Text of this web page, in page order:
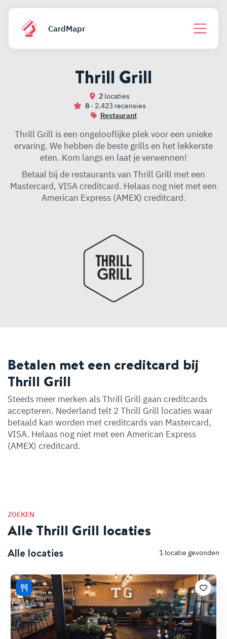
CardMapr
Thrill Grill
2locaties
8 · 2.423 recensies
Restaurant
Thrill Grill is een ongelooflijke plek voor een unieke
ervaring. We hebben de beste grills en het lekkerste
eten. Kom langs en laat je verwennen!
Betaal bij de restaurants van Thrill Grill met een
Mastercard, VISA creditcard. Helaas nog niet met een
American Express (AMEX) creditcard.
Betalen met een creditcard bij
Thrill Grill
Steeds meer merken als Thrill Grill gaan creditcards
accepteren. Nederland telt 2 Thrill Grill locaties waar
betaald kan worden met creditcards van Mastercard,
VISA. Helaas nog niet met een American Express
(AMEX) creditcard.
ZOEKEN
Alle Thrill Grill locaties
Alle locaties 1 locatie gevonden